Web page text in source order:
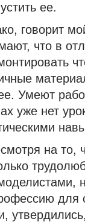
ее.
говорит
что в
Умеют
уже нет
на то,
для